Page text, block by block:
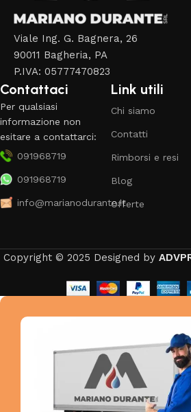
Viale Ing. G. Bagnera, 26
90011 Bagheria, PA
P.IVA: 05777470823
Contattaci
Per qualsiasi
informazione non
esitare a contattarci:
091968719
091968719
info@marianodurante.it
Link utili
Chi siamo
Contatti
Rimborsi e resi
Blog
Offerte
Copyright © 2025 Designed by